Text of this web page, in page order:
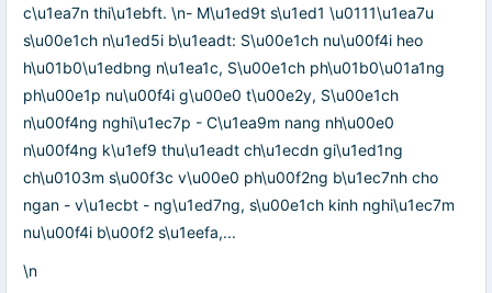
c\u1ea7n thi\u1ebft. \n- M\u1ed9t s\u1ed1 \u0111\u1ea7u
s\u00e1ch n\u1ed5i b\u1eadt: S\u00e1ch nu\u00f4i heo
h\u01b0\u1edbng n\u1ea1c, S\u00e1ch ph\u01b0\u01a1ng
ph\u00e1p nu\u00f4i g\u00e0 t\u00e2y, S\u00e1ch
n\u00f4ng nghi\u1ec7p - C\u1ea9m nang nh\u00e0
n\u00f4ng k\u1ef9 thu\u1eadt ch\u1ecdn gi\u1ed1ng
ch\u0103m s\u00f3c v\u00e0 ph\u00f2ng b\u1ec7nh cho
ngan - v\u1ecbt - ng\u1ed7ng, s\u00e1ch kinh nghi\u1ec7m
nu\u00f4i b\u00f2 s\u1eefa,...
\n